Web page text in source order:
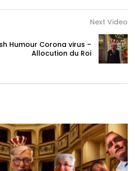
Next Video
Humour Corona virus –
Allocution du Roi